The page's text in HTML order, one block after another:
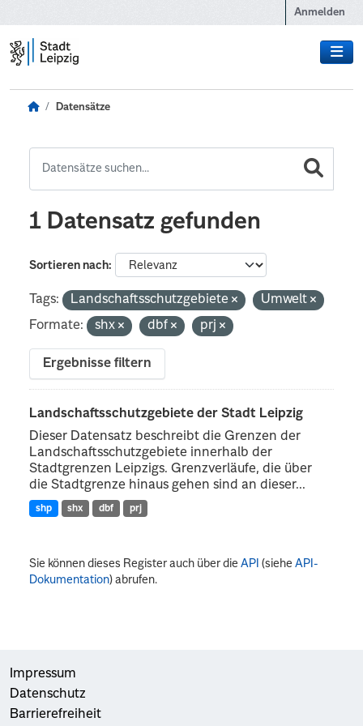
Anmelden
Datensätze
1 Datensatz gefunden
Sortieren nach
Tags: Landschaftsschutzgebiete
Umwelt
Formate:
shx dbf prj
Ergebnisse filtern
Landschaftsschutzgebiete der Stadt Leipzig
Dieser Datensatz beschreibt die Grenzen der
Landschaftsschutzgebiete innerhalb der
Stadtgrenzen Leipzigs. Grenzverläufe, die über
die Stadtgrenze hinaus gehen sind an dieser...
shp shx dbf prj
Sie können dieses Register auch über dieAPI (sieheAPI-
Dokumentation) abrufen.
Impressum
Datenschutz
Barrierefreiheit